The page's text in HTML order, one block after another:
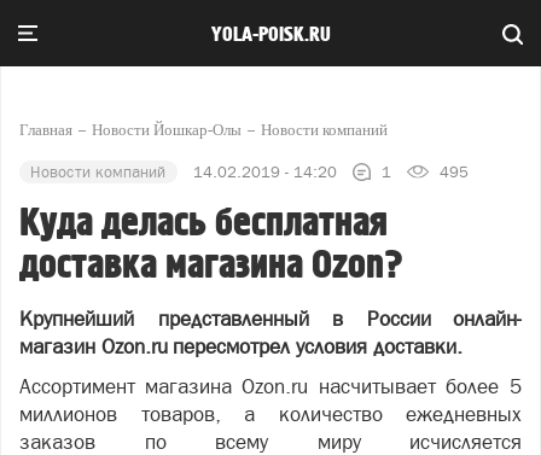
YOLA-POISK.RU
Главная Новости Йошкар-Олы Новости компаний
Новости компаний 14.02.2019 - 14:20 1 495
Куда делась бесплатная
доставка магазина Ozon?
Крупнейший представленный в России онлайн-
магазин Ozon.ru пересмотрел условия доставки.
Ассортимент магазина Ozon.ru насчитывает более 5
миллионов товаров, а количество ежедневных
заказов по всему миру исчисляется